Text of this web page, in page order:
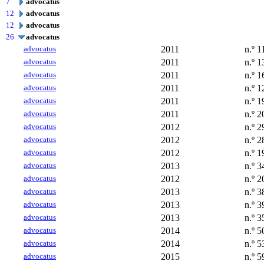
12
advocatus
12
advocatus
26
advocatus
advocatus
2011 n.º 11
advocatus 2011 n.º
advocatus 2011 n.º
advocatus 2011 n.º
advocatus 2011 n.º
advocatus 2011 n.º
advocatus 2012 n.º
advocatus 2012 n.º
advocatus 2012 n.º
advocatus 2013 n.º
advocatus 2012 n.º
advocatus 2013 n.º
advocatus 2013 n.º
advocatus 2013 n.º
advocatus 2014 n.º
advocatus 2014 n.º
advocatus 2015 n.º